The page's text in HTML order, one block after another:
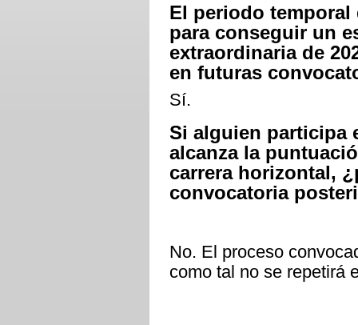
El periodo
para conseguir un
extraordinaria de
en futuras
Sí.
Si alguien participa
alcanza la
carrera horizontal,
convocatoria
No. El proceso
como tal no se repetirá